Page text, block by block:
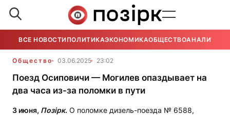
ВСЕ НОВОСТИ ПОЛИТИКАЭКОНОМИКАОБЩЕСТВОАНАЛИТИКА
Общество 03.06.2025 23:02
Поезд Осиповичи — Могилев опаздывает на
два часа из-за поломки в пути
3 июня, Позірк. О поломке дизель-поезда № 6588,